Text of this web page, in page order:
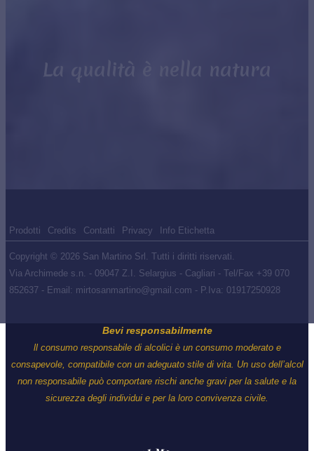
La qualità è nella natura
Prodotti Credits Contatti Privacy Info Etichetta
Copyright © 2026 San Martino Srl. Tutti i diritti riservati.
Via Archimede s.n. - 09047 Z.I. Selargius - Cagliari - Tel/Fax +39 070
852637 - Email: mirtosanmartino@gmail.com - P.Iva: 01917250928
Bevi responsabilmente
ll consumo responsabile di alcolici è un consumo moderato e
consapevole, compatibile con un adeguato stile di vita. Un uso dell’alcol
non responsabile può comportare rischi anche gravi per la salute e la
sicurezza degli individui e per la loro convivenza civile.